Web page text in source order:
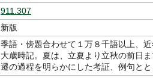
911.307
新版
季語・傍題合わせて１万８千語以上、
大歳時記。夏は、立夏より立秋の前日
遷の過程を明らかにした考証、例句と